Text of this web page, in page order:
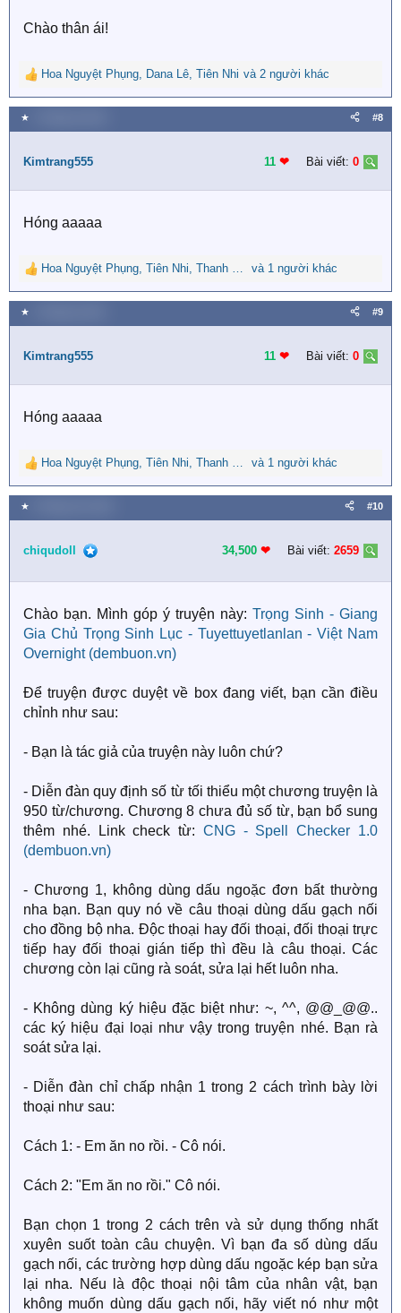
Chào thân ái!
R
e
a
c
i
n
:
Hoa Nguyệt Phụng, Dana Lê, Tiên Nhi và 2 người khác
★ #8
Kimtrang555 11 ❤︎ Bài viết: 0
Hóng aaaaa
R
e
a
c
i
n
:
Hoa Nguyệt Phụng, Tiên Nhi, Thanh Trắc Nguyễn Văn và 1 người khác
★ #9
Kimtrang555 11 ❤︎ Bài viết: 0
Hóng aaaaa
R
e
a
c
i
n
:
Hoa Nguyệt Phụng, Tiên Nhi, Thanh Trắc Nguyễn Văn và 1 người khác
★ #10
chiqudoll 34,500 ❤︎ Bài viết: 2659
Chào bạn. Mình góp ý truyện này: Trọng Sinh - Giang
Gia Chủ Trọng Sinh Lục - Tuyettuyetlanlan - Việt Nam
Overnight (dembuon.vn)
Để truyện được duyệt về box đang viết, bạn cần điều
chỉnh như sau:
- Bạn là tác giả của truyện này luôn chứ?
- Diễn đàn quy định số từ tối thiểu một chương truyện là
950 từ/chương. Chương 8 chưa đủ số từ, bạn bổ sung
thêm nhé. Link check từ: CNG - Spell Checker 1.0
(dembuon.vn)
- Chương 1, không dùng dấu ngoặc đơn bất thường
nha bạn. Bạn quy nó về câu thoại dùng dấu gạch nối
cho đồng bộ nha. Độc thoại hay đối thoại, đối thoại trực
tiếp hay đối thoại gián tiếp thì đều là câu thoại. Các
chương còn lại cũng rà soát, sửa lại hết luôn nha.
- Không dùng ký hiệu đặc biệt như: ~, ^^, @@_@@..
các ký hiệu đại loại như vậy trong truyện nhé. Bạn rà
soát sửa lại.
- Diễn đàn chỉ chấp nhận 1 trong 2 cách trình bày lời
thoại như sau:
Cách 1: - Em ăn no rồi. - Cô nói.
Cách 2: "Em ăn no rồi." Cô nói.
Bạn chọn 1 trong 2 cách trên và sử dụng thống nhất
xuyên suốt toàn câu chuyện. Vì bạn đa số dùng dấu
gạch nối, các trường hợp dùng dấu ngoặc kép bạn sửa
lại nha. Nếu là độc thoại nội tâm của nhân vật, bạn
không muốn dùng dấu gạch nối, hãy viết nó như một